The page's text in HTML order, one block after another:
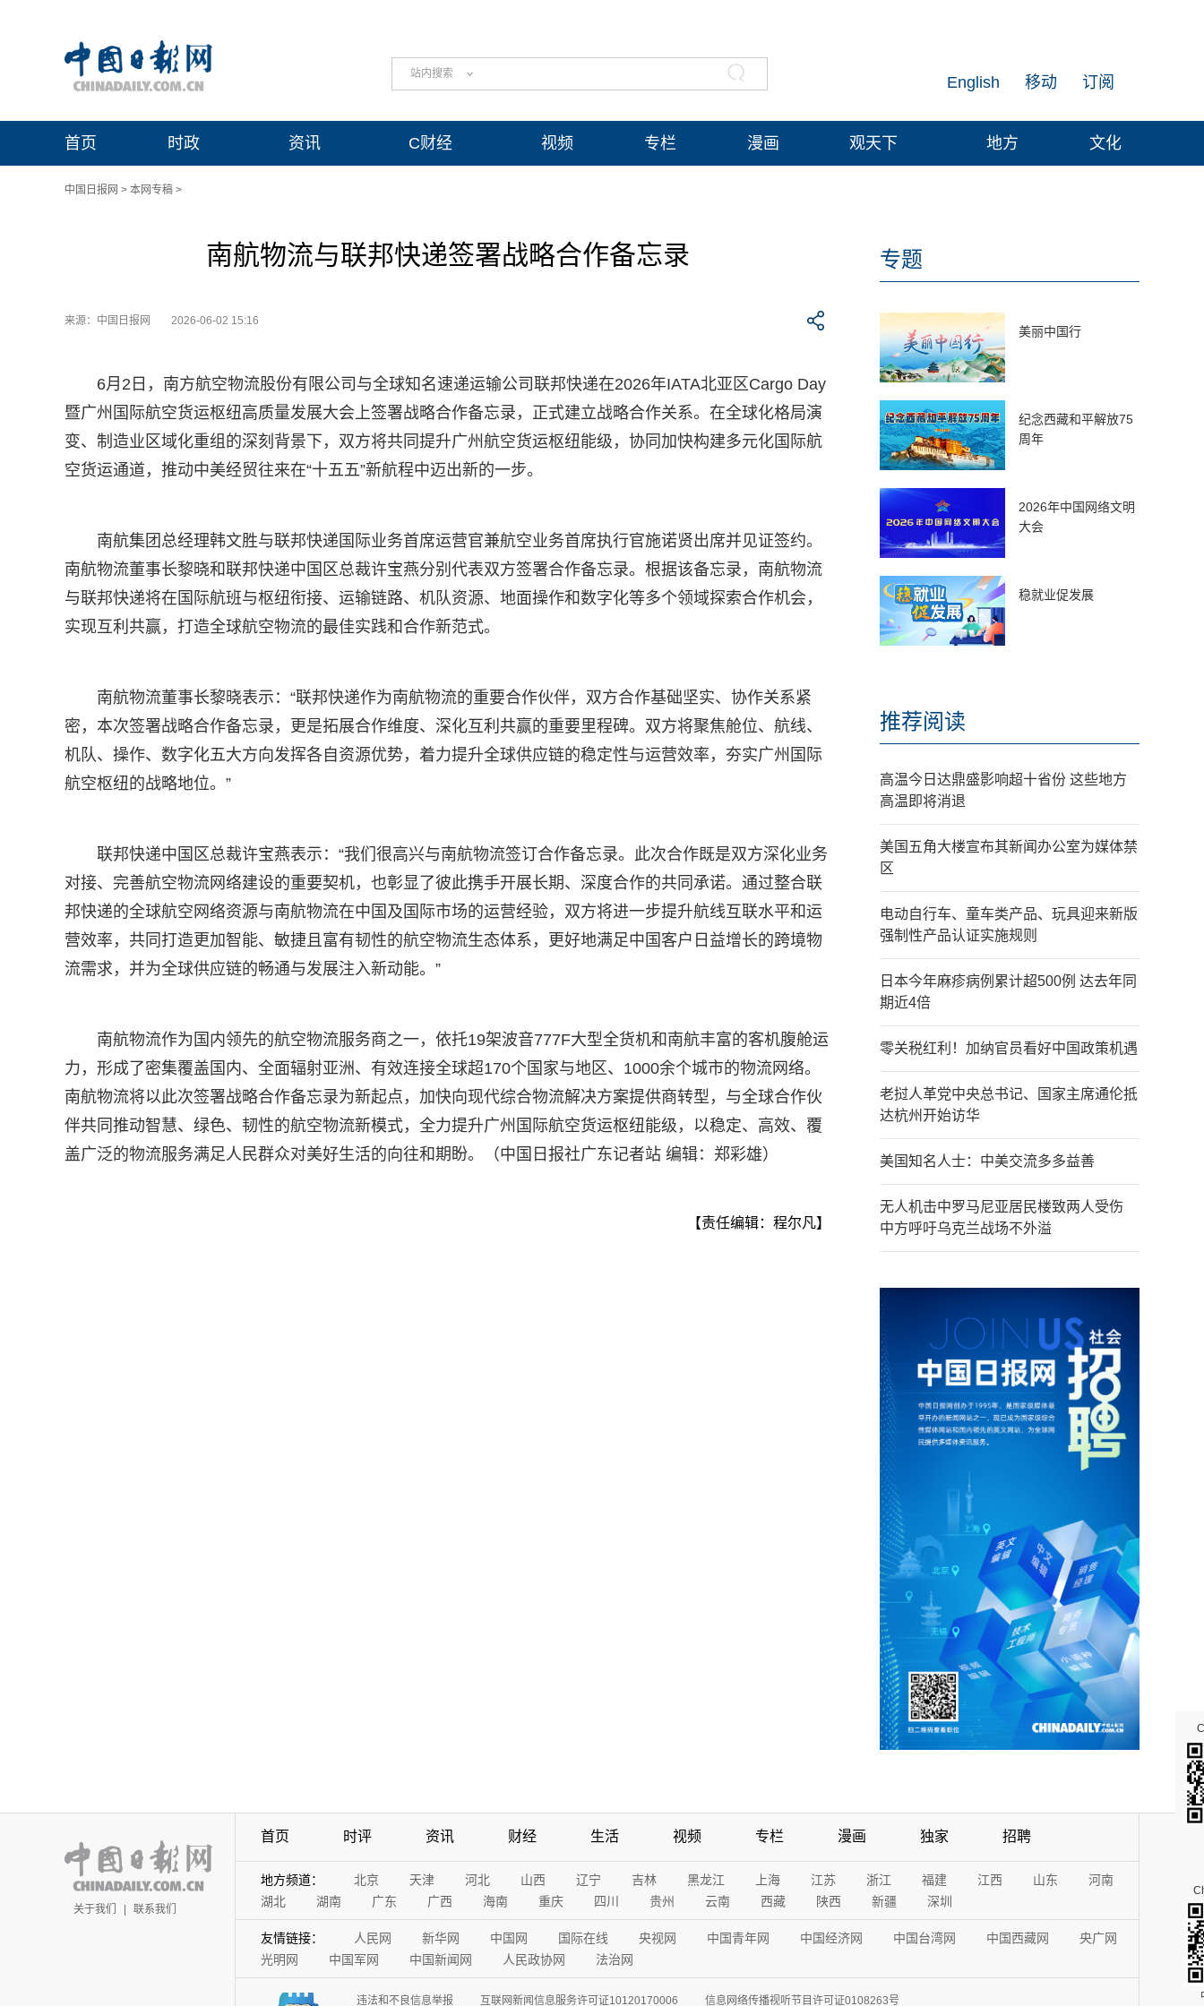
站内搜索 订阅
移动
English
首页 时政 资讯 C财经 视频 专栏 漫画 观天下 地方 文化
中国日报网 > 本网专稿 >
南航物流与联邦快递签署战略合作备忘录
来源：中国日报网 2026-06-02 15:16
6月2日，南方航空物流股份有限公司与全球知名速递运输公司联邦快递在2026年IATA北亚区Cargo Day
暨广州国际航空货运枢纽高质量发展大会上签署战略合作备忘录，正式建立战略合作关系。在全球化格局演
变、制造业区域化重组的深刻背景下，双方将共同提升广州航空货运枢纽能级，协同加快构建多元化国际航
空货运通道，推动中美经贸往来在“十五五”新航程中迈出新的一步。
南航集团总经理韩文胜与联邦快递国际业务首席运营官兼航空业务首席执行官施诺贤出席并见证签约。
南航物流董事长黎晓和联邦快递中国区总裁许宝燕分别代表双方签署合作备忘录。根据该备忘录，南航物流
与联邦快递将在国际航班与枢纽衔接、运输链路、机队资源、地面操作和数字化等多个领域探索合作机会，
实现互利共赢，打造全球航空物流的最佳实践和合作新范式。
南航物流董事长黎晓表示：“联邦快递作为南航物流的重要合作伙伴，双方合作基础坚实、协作关系紧
密，本次签署战略合作备忘录，更是拓展合作维度、深化互利共赢的重要里程碑。双方将聚焦舱位、航线、
机队、操作、数字化五大方向发挥各自资源优势，着力提升全球供应链的稳定性与运营效率，夯实广州国际
航空枢纽的战略地位。”
联邦快递中国区总裁许宝燕表示：“我们很高兴与南航物流签订合作备忘录。此次合作既是双方深化业务
对接、完善航空物流网络建设的重要契机，也彰显了彼此携手开展长期、深度合作的共同承诺。通过整合联
邦快递的全球航空网络资源与南航物流在中国及国际市场的运营经验，双方将进一步提升航线互联水平和运
营效率，共同打造更加智能、敏捷且富有韧性的航空物流生态体系，更好地满足中国客户日益增长的跨境物
流需求，并为全球供应链的畅通与发展注入新动能。”
南航物流作为国内领先的航空物流服务商之一，依托19架波音777F大型全货机和南航丰富的客机腹舱运
力，形成了密集覆盖国内、全面辐射亚洲、有效连接全球超170个国家与地区、1000余个城市的物流网络。
南航物流将以此次签署战略合作备忘录为新起点，加快向现代综合物流解决方案提供商转型，与全球合作伙
伴共同推动智慧、绿色、韧性的航空物流新模式，全力提升广州国际航空货运枢纽能级，以稳定、高效、覆
盖广泛的物流服务满足人民群众对美好生活的向往和期盼。（中国日报社广东记者站 编辑：郑彩雄）
【责任编辑：程尔凡】
专题
美丽中国行
纪念西藏和平解放75
周年
2026年中国网络文明
大会
稳就业促发展
推荐阅读
高温今日达鼎盛影响超十省份 这些地方
高温即将消退
美国五角大楼宣布其新闻办公室为媒体禁
区
电动自行车、童车类产品、玩具迎来新版
强制性产品认证实施规则
日本今年麻疹病例累计超500例 达去年同
期近4倍
零关税红利！加纳官员看好中国政策机遇
老挝人革党中央总书记、国家主席通伦抵
达杭州开始访华
美国知名人士：中美交流多多益善
无人机击中罗马尼亚居民楼致两人受伤
中方呼吁乌克兰战场不外溢
关于我们 | 联系我们
首页 时评 资讯 财经 生活 视频 专栏 漫画 独家 招聘
地方频道： 北京 天津 河北 山西 辽宁 吉林 黑龙江 上海 江苏 浙江 福建 江西 山东
河南
湖北
湖南 广东 广西 海南 重庆 四川 贵州 云南 西藏 陕西 新疆 深圳
友情链接： 人民网 新华网 中国网 国际在线 央视网 中国青年网 中国经济网 中国台湾网 中国西藏网
央广网
光明网
中国军网 中国新闻网 人民政协网 法治网
违法和不良信息举报 互联网新闻信息服务许可证10120170006 信息网络传播视听节目许可证0108263号